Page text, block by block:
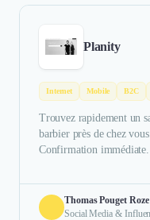
Planity
Internet Mobile B2C
Trouvez rapidement un
barbier près de chez
Confirmation immédiate.
Thomas Pouget Roze
Social Media &